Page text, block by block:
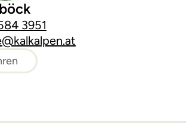
3951